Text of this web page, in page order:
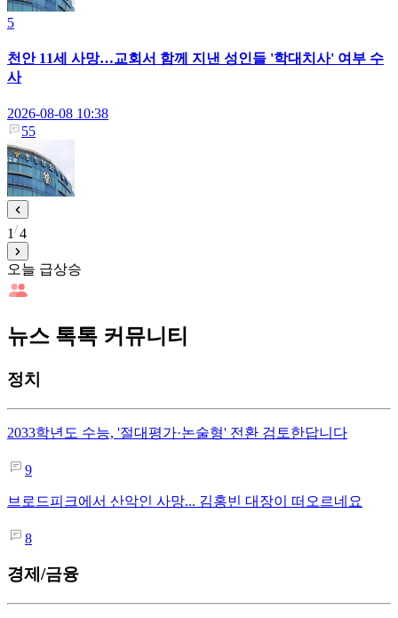
5
천안 11세 사망…교회서 함께 지낸 성인들 '학대치사' 여부 수
사
2026-08-08 10:38
55
1 4
오늘 급상승
뉴스 톡톡 커뮤니티
정치
2033학년도 수능, '절대평가·논술형' 전환 검토한답니다
9
브로드피크에서 산악인 사망... 김홍빈 대장이 떠오르네요
8
경제/금융